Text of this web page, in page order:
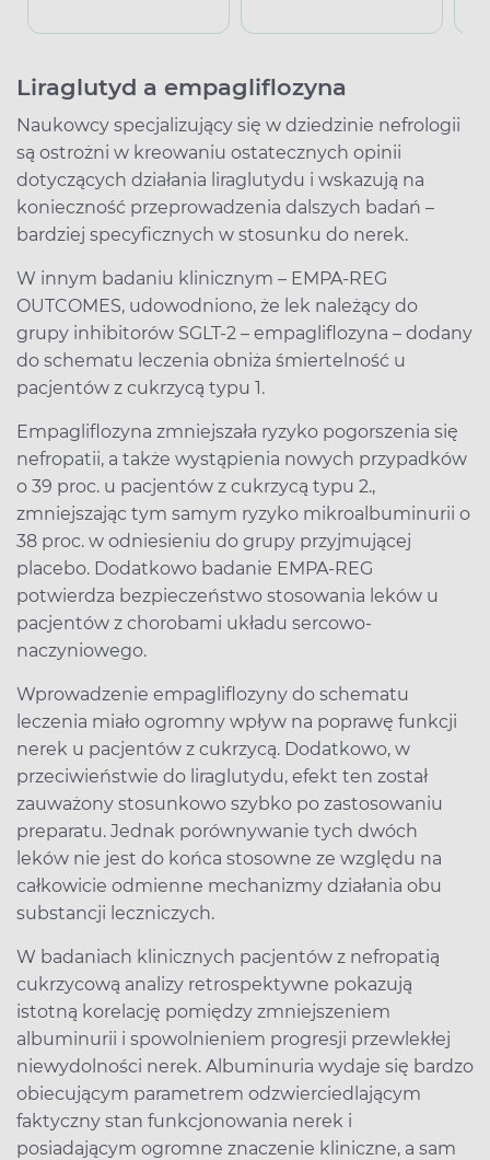
Liraglutyd a empagliflozyna
Naukowcy specjalizujący się w dziedzinie nefrologii
są ostrożni w kreowaniu ostatecznych opinii
dotyczących działania liraglutydu i wskazują na
konieczność przeprowadzenia dalszych badań –
bardziej specyficznych w stosunku do nerek.
W innym badaniu klinicznym – EMPA-REG
OUTCOMES, udowodniono, że lek należący do
grupy inhibitorów SGLT-2 – empagliflozyna – dodany
do schematu leczenia obniża śmiertelność u
pacjentów z cukrzycą typu 1.
Empagliflozyna zmniejszała ryzyko pogorszenia się
nefropatii, a także wystąpienia nowych przypadków
o 39 proc. u pacjentów z cukrzycą typu 2.,
zmniejszając tym samym ryzyko mikroalbuminurii o
38 proc. w odniesieniu do grupy przyjmującej
placebo. Dodatkowo badanie EMPA-REG
potwierdza bezpieczeństwo stosowania leków u
pacjentów z chorobami układu sercowo-
naczyniowego.
Wprowadzenie empagliflozyny do schematu
leczenia miało ogromny wpływ na poprawę funkcji
nerek u pacjentów z cukrzycą. Dodatkowo, w
przeciwieństwie do liraglutydu, efekt ten został
zauważony stosunkowo szybko po zastosowaniu
preparatu. Jednak porównywanie tych dwóch
leków nie jest do końca stosowne ze względu na
całkowicie odmienne mechanizmy działania obu
substancji leczniczych.
W badaniach klinicznych pacjentów z nefropatią
cukrzycową analizy retrospektywne pokazują
istotną korelację pomiędzy zmniejszeniem
albuminurii i spowolnieniem progresji przewlekłej
niewydolności nerek. Albuminuria wydaje się bardzo
obiecującym parametrem odzwierciedlającym
faktyczny stan funkcjonowania nerek i
posiadającym ogromne znaczenie kliniczne, a sam